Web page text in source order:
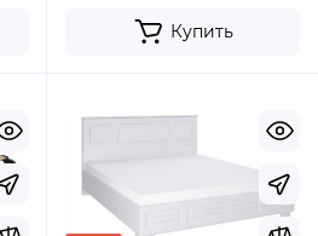
Купить